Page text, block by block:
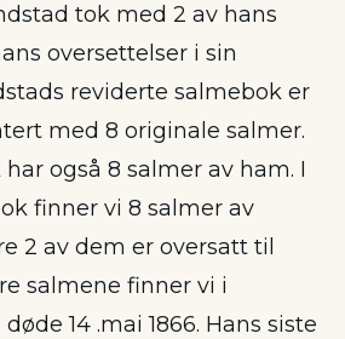
tok med 2 av hans
oversettelser i sin
reviderte salmebok er
med 8 originale salmer.
også 8 salmer av ham. I
finner vi 8 salmer av
2 av dem er oversatt til
salmene finner vi i
14 .mai 1866. Hans siste